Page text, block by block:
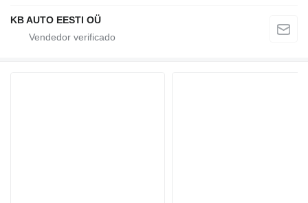
KB AUTO EESTI OÜ